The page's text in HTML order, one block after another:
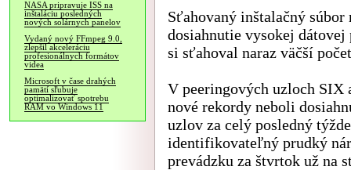
NASA pripravuje ISS na
inštaláciu posledných
nových solárnych panelov
Vydaný nový FFmpeg 9.0,
zlepšil akceleráciu
profesionálnych formátov
videa
Microsoft v čase drahých
pamätí sľubuje
optimalizovať spotrebu
RAM vo Windows 11
Sťahovaný inštalačný
dosiahnutie vysokej
si sťahoval naraz väčší
V peeringových uzloch SIX
nové rekordy neboli
uzlov za celý posledný
identifikovateľný prudký
prevádzku za štvrtok už na